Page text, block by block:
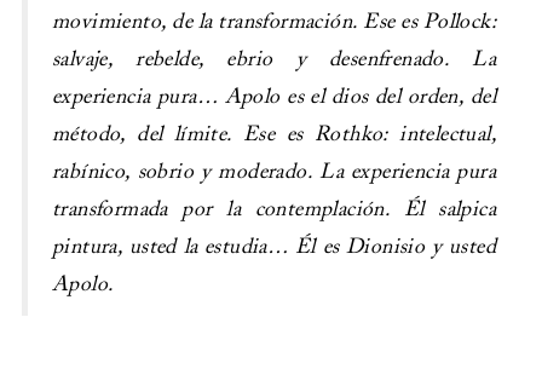
movimiento, de la transformación. Ese es Pollock:
salvaje, rebelde, ebrio y desenfrenado. La
experiencia pura… Apolo es el dios del orden, del
método, del límite. Ese es Rothko: intelectual,
rabínico, sobrio y moderado. La experiencia pura
transformada por la contemplación. Él salpica
pintura, usted la estudia… Él es Dionisio y usted
Apolo.